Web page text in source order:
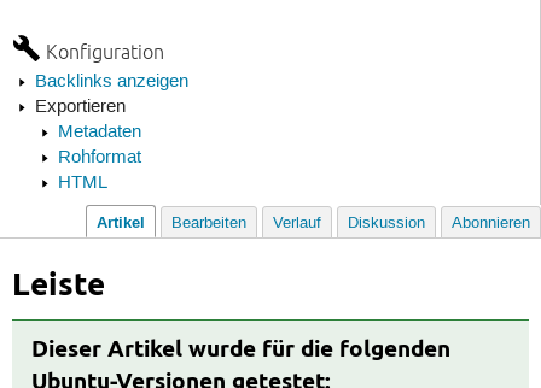
Konfiguration
Backlinks anzeigen
Exportieren
Metadaten
Rohformat
HTML
Artikel Bearbeiten Verlauf Diskussion Abonnieren
Leiste
Dieser Artikel wurde für die folgenden
Ubuntu-Versionen getestet: